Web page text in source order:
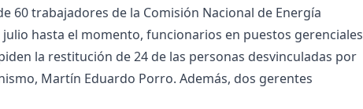
60 trabajadores de la Comisión Nacional de Energía
julio hasta el momento, funcionarios en puestos gerenciales
la restitución de 24 de las personas desvinculadas por
Martín Eduardo Porro. Además, dos gerentes